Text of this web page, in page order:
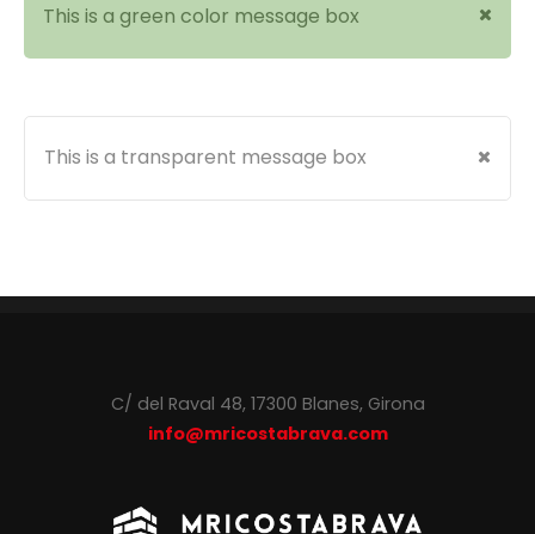
This is a green color message box
This is a transparent message box
C/ del Raval 48, 17300 Blanes, Girona
info@mricostabrava.com